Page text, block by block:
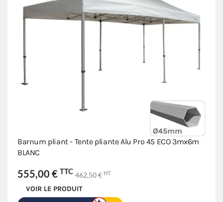
Barnum pliant - Tente pliante Alu Pro 45 ECO 3mx6m
BLANC
555,00 € TTC 462,50 € HT
VOIR LE PRODUIT